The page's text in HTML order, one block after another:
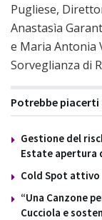
Pugliese,
Anastasìa
e Maria Antonia
Sorveglianza di
Potrebbe piacerti
Gestione del
Estate apertura
Cold Spot attivo
“Una Canzone
Cucciola e